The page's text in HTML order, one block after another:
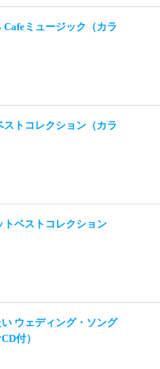
ミュージック（カラ
トコレクション（カラ
トベストコレクション
ウェディング・ソング
付）